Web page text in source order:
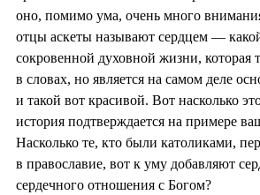
оно, помимо ума, очень много
отцы аскеты называют сердцем —
сокровенной духовной жизни, которая
в словах, но является на самом деле
и такой вот красивой. Вот насколько
история подтверждается на примере
Насколько те, кто были католиками,
в православие, вот к уму добавляют
сердечного отношения с Богом?